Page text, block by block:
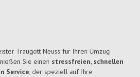
Traugott Neuss für Ihren Umzug
Sie einen stressfreien, schnellen
Service, der speziell auf Ihre